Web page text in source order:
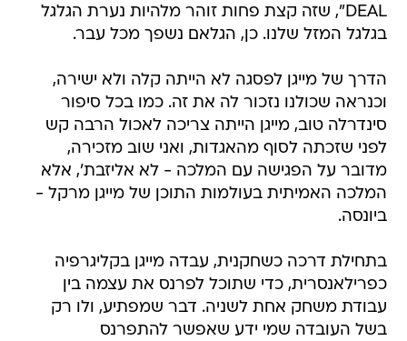
DEAL", שזה קצת פחות זוהר מלהיות נערת הגלגל
בגלגל המזל שלנו. כן, הגלאם נשפך מכל עבר.
הדרך של מייגן לפסגה לא הייתה קלה ולא ישירה,
וכנראה שכולנו נזכור לה את זה. כמו בכל סיפור
סינדרלה טוב, מייגן הייתה צריכה לאכול הרבה קש
לפני שזכתה לסוף מהאגדות, ואני שוב מזכירה,
מדובר על הפגישה עם המלכה - לא אליזבת', אלא
המלכה האמיתית בעולמות התוכן של מייגן מרקל -
ביונסה.
בתחילת דרכה כשחקנית, עבדה מייגן בקליגרפיה
כפרילאנסרית, כדי שתוכל לפרנס את עצמה בין
עבודת משחק אחת לשניה. דבר שמפתיע, ולו רק
בשל העובדה שמי ידע שאפשר להתפרנס